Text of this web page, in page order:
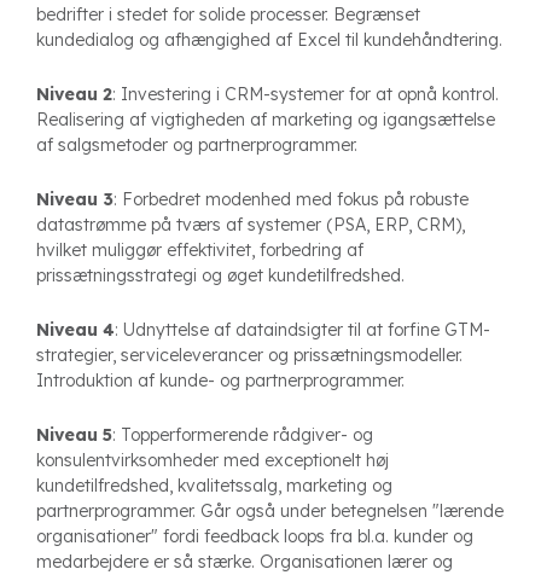
bedrifter i stedet for solide processer. Begrænset
kundedialog og afhængighed af Excel til kundehåndtering.
Niveau 2: Investering i CRM-systemer for at opnå kontrol.
Realisering af vigtigheden af marketing og igangsættelse
af salgsmetoder og partnerprogrammer.
Niveau 3: Forbedret modenhed med fokus på robuste
datastrømme på tværs af systemer (PSA, ERP, CRM),
hvilket muliggør effektivitet, forbedring af
prissætningsstrategi og øget kundetilfredshed.
Niveau 4: Udnyttelse af dataindsigter til at forfine GTM-
strategier, serviceleverancer og prissætningsmodeller.
Introduktion af kunde- og partnerprogrammer.
Niveau 5: Topperformerende rådgiver- og
konsulentvirksomheder med exceptionelt høj
kundetilfredshed, kvalitetssalg, marketing og
partnerprogrammer. Går også under betegnelsen "lærende
organisationer" fordi feedback loops fra bl.a. kunder og
medarbejdere er så stærke. Organisationen lærer og